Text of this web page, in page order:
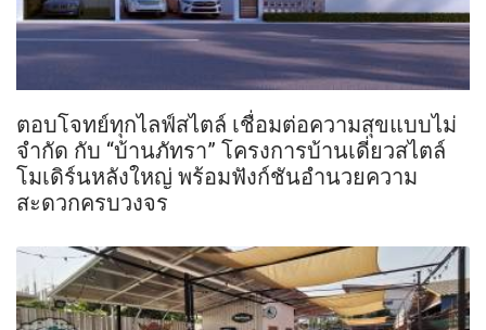
ตอบโจทย์ทุกไลฟ์สไตล์ เชื่อมต่อความสุขแบบไม่
จำกัด กับ “บ้านภัทรา” โครงการบ้านเดี่ยวสไตล์
โมเดิร์นหลังใหญ่ พร้อมฟังก์ชันอำนวยความ
สะดวกครบวงจร